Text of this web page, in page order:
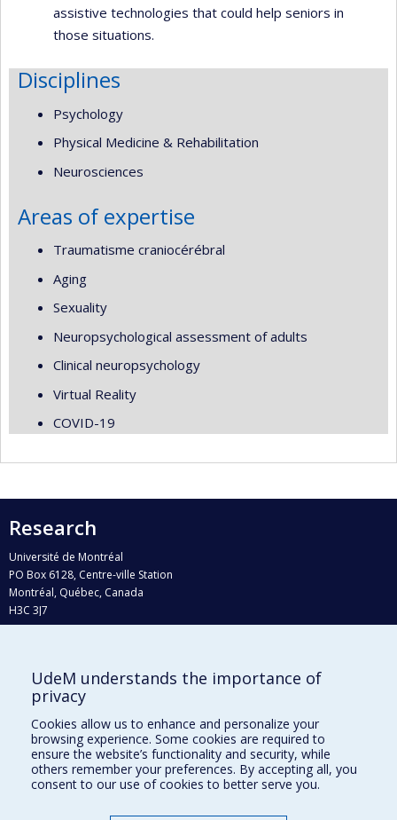
assistive technologies that could help seniors in
those situations.
Disciplines
Psychology
Physical Medicine & Rehabilitation
Neurosciences
Areas of expertise
Traumatisme craniocérébral
Aging
Sexuality
Neuropsychological assessment of adults
Clinical neuropsychology
Virtual Reality
COVID-19
Research
Université de Montréal
PO Box 6128, Centre-ville Station
Montréal, Québec, Canada
H3C 3J7
Who does what?
Find us
Site map
Accessibility
UdeM understands the importance of
privacy
Cookies allow us to enhance and personalize your
browsing experience. Some cookies are required to
ensure the website’s functionality and security, while
others remember your preferences. By accepting all, you
consent to our use of cookies to better serve you.